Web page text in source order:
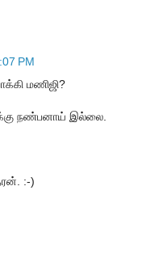
PM
மணிஜி?
நண்பனாய் இல்லை.
:-)